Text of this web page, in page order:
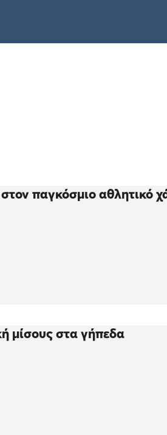
παγκόσμιο αθλητικό
μίσους στα γήπεδα